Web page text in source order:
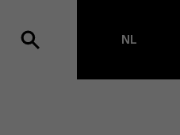
NL